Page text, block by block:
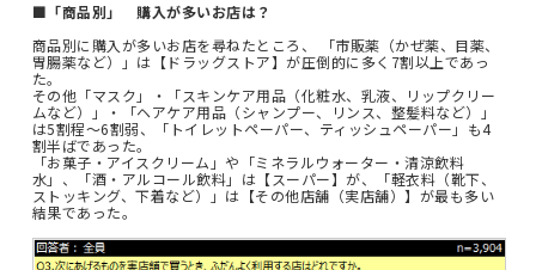
■「商品別」 購入が多いお店は？
商品別に購入が多いお店を尋ねたところ、 「市販薬（かぜ薬、目薬、
胃腸薬など）」は【ドラッグストア】が圧倒的に多く7割以上であっ
た。
その他「マスク」・「スキンケア用品（化粧水、乳液、リップクリー
ムなど）」・「ヘアケア用品（シャンプー、リンス、整髪料など）」
は5割程～6割弱、「トイレットペーパー、ティッシュペーパー」も4
割半ばであった。
「お菓子・アイスクリーム」や「ミネラルウォーター・清涼飲料
水」、「酒・アルコール飲料」は【スーパー】が、「軽衣料（靴下、
ストッキング、下着など）」は【その他店舗（実店舗）】が最も多い
結果であった。